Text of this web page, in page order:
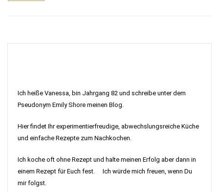
Ich heiße Vanessa, bin Jahrgang 82 und schreibe unter dem
Pseudonym Emily Shore meinen Blog.
Hier findet Ihr experimentierfreudige, abwechslungsreiche Küche
und einfache Rezepte zum Nachkochen.
Ich koche oft ohne Rezept und halte meinen Erfolg aber dann in
einem Rezept für Euch fest. Ich würde mich freuen, wenn Du
mir folgst.